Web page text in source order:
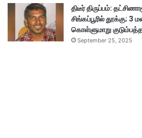
திடீர் திருப்பம்:
சிங்கப்பூரில் தூக்கு; 3
கொள்ளுமாறு
September 25, 2025